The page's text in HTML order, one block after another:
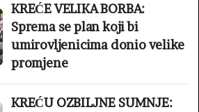
KREĆE VELIKA BORBA:
Sprema se plan koji bi
umirovljenicima donio velike
promjene
KREĆU OZBILJNE SUMNJE: